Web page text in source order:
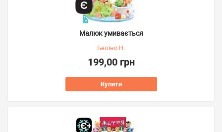
Малюк умивається
Беліно Н.
199,00 грн
Купити